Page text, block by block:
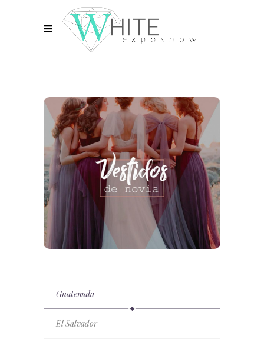
VESTIDOS
DE NOVIA
Guatemala
El Salvador